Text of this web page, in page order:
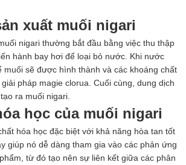
xuất muối nigari
nigari thường bắt đầu bằng việc thu thập
hành bay hơi để loại bỏ nước. Khi nước
muối sẽ được hình thành và các khoáng chất
pháp magie clorua. Cuối cùng, dung dịch
ra muối nigari.
học của muối nigari
hóa học đặc biệt với khả năng hòa tan tốt
giúp nó dễ dàng tham gia vào các phản ứng
từ đó tạo nên sự liên kết giữa các phân